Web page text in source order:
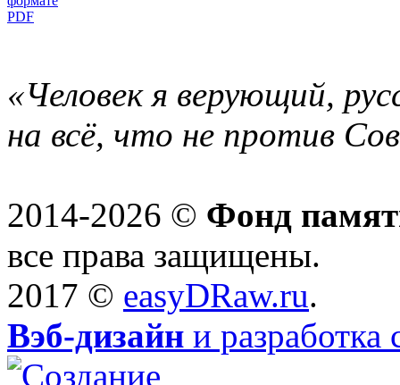
«Человек я верующий,
на всё, что не против
2014-2026 © Фонд
все права защищены.
2017 © easyDRaw.ru.
Вэб-дизайн и разработка